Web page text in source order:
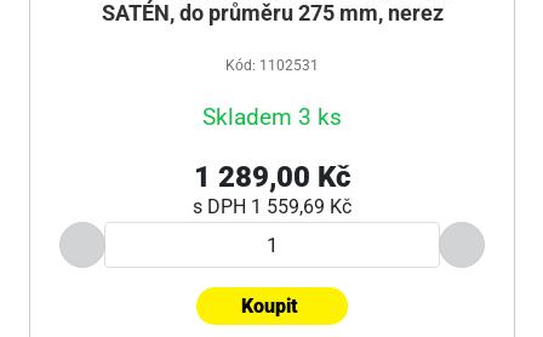
SATÉN, do průměru 275 mm, nerez
Kód: 1102531
Skladem 3 ks
1 289,00 Kč
s DPH 1 559,69 Kč
Koupit